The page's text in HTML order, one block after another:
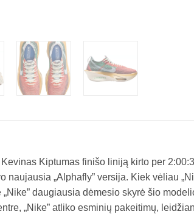
Kiptumas finišo liniją kirto per
naujausia „Alphafly” versija. Kiek vėliau
daugiausia dėmesio skyrė šio
„Nike” atliko esminių pakeitimų,